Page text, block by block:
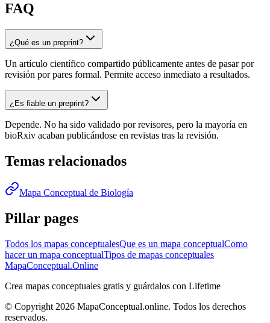
FAQ
¿Qué es un preprint?
Un artículo científico compartido públicamente antes de pasar por
revisión por pares formal. Permite acceso inmediato a resultados.
¿Es fiable un preprint?
Depende. No ha sido validado por revisores, pero la mayoría en
bioRxiv acaban publicándose en revistas tras la revisión.
Temas relacionados
Mapa Conceptual de Biología
Pillar pages
Todos los mapas conceptualesQue es un mapa conceptualComo
hacer un mapa conceptualTipos de mapas conceptuales
MapaConceptual.Online
Crea mapas conceptuales gratis y guárdalos con Lifetime
© Copyright 2026 MapaConceptual.online. Todos los derechos
reservados.